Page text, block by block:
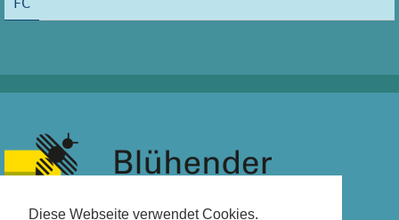
Diese Webseite verwendet Cookies.